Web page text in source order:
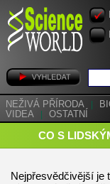
NEŽIVÁ PŘÍRODA
VIDEA
OSTATNÍ
CO S
Nejpřesvědčivější je